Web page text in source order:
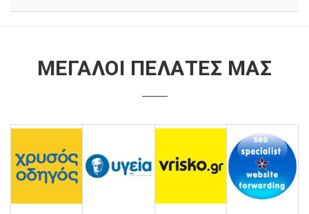
ΜΕΓΑΛΟΙ ΠΕΛΑΤΕΣ ΜΑΣ